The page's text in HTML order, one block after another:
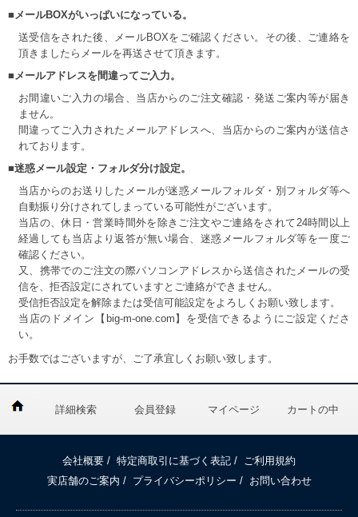
■メールBOXがいっぱいになっている。
送受信をされた後、メールBOXをご確認ください。その後、ご連絡を
頂きましたらメールを再送させて頂きます。
■メールアドレスを間違ってご入力。
お間違いご入力の場合、当店からのご注文確認・発送ご案内等が届き
ません。
間違ってご入力されたメールアドレスへ、当店からのご案内が送信さ
れております。
■迷惑メール設定・フォルダ分け設定。
当店からのお送りしたメールが迷惑メールフォルダ・別フォルダ等へ
自動振り分けされてしまっている可能性がございます。
当店の、休日・営業時間外を除きご注文やご連絡をされて24時間以上
経過しても当店より返答が無い場合、迷惑メールフォルダ等を一度ご
確認ください。
又、携帯でのご注文の際パソコンアドレスから送信されたメールの受
信を、拒否設定にされていますとご連絡ができません。
受信拒否設定を解除または受信可能設定をよろしくお願い致します。
当店のドメイン【big-m-one.com】を受信できるようにご設定くださ
い。
お手数ではございますが、ご了承宜しくお願い致します。
詳細検索 会員登録 マイページ カートの中
会社概要 / 特定商取引に基づく表記 /
ご利用規約
実店舗のご案内 / プライバシーポリシー / お問い合わせ